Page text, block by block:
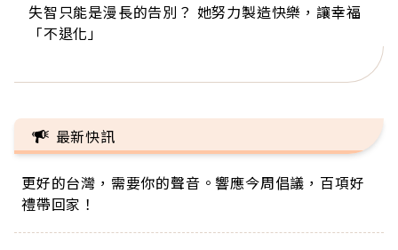
失智只能是漫長的告別？ 她努力製造快樂，讓幸福
「不退化」
來自剛果的巧克力神父 為台灣奉獻36年 「台灣是我
的家，我連作夢都講台語！」
63歲卸矽谷副總、搬回台灣找快樂！「蛋黃哥小
丑」走進安養院，逗樂上萬爺奶：退休後才開始真
104歲打破金氏世界紀錄 成為全球最年長羽球選
手，分享長壽的秘密原來是「這個」
事業巔峰他選擇追夢…黑手阿伯拉小提琴還登上小
巨蛋！連CNN都大讚！
最新快訊
更好的台灣，需要你的聲音。響應今周倡議，百項好
禮帶回家！